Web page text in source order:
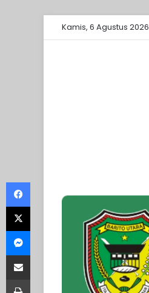
Kamis, 6 Agustus 2026
Facebook
X
Messenger
Share via Email